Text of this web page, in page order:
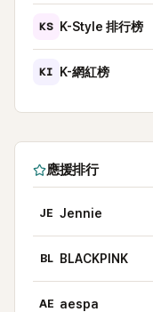
KS K-Style 排行榜
KI K-網紅榜
應援排行
JE Jennie
BL BLACKPINK
AE aespa